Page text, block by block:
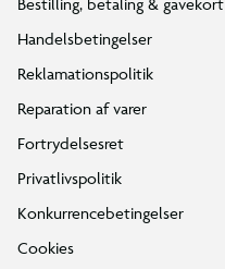
Handelsbetingelser
Reklamationspolitik
Reparation af varer
Fortrydelsesret
Privatlivspolitik
Konkurrencebetingelser
Cookies